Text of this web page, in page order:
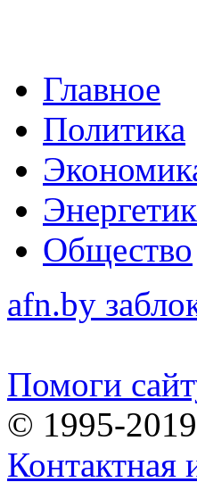
Главное
Политика
Общество
afn.by
Помоги
© 1995-
Контактная